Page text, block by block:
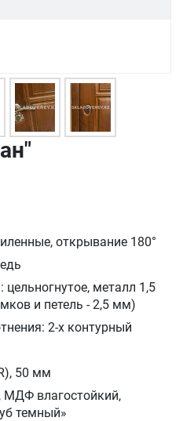
открывание 180°
металл 1,5
и петель - 2,5 мм)
2-х контурный
50 мм
МДФ влагостойкий,
темный»